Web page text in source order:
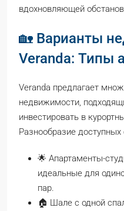
вдохновляющей
🏡 Варианты
Veranda: Типы
Veranda предлагает
недвижимости,
инвестировать в
Разнообразие
🌟 Апартаменты-
идеальные для
пар.
🏠 Шале с одной